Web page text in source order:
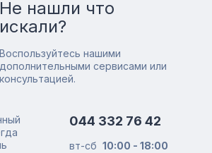
Не нашли что
искали?
Воспользуйтесь нашими
дополнительными сервисами или
консультацией.
044 332 76 42
вт-сб 10:00 - 18:00